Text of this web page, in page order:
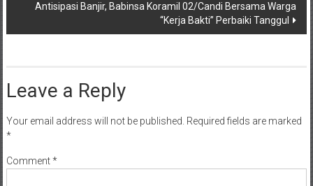
Antisipasi Banjir, Babinsa Koramil 02/Candi Bersama Warga
“Kerja Bakti” Perbaiki Tanggul
Leave a Reply
Your email address will not be published. Required fields are marked
*
Comment*